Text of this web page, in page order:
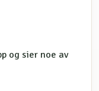
og sier noe av